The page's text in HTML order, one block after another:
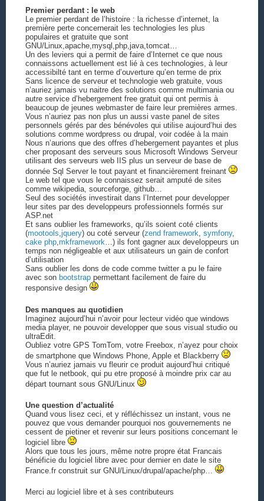
Premier perdant : le web
Le premier perdant de l’histoire : la richesse d’internet, la
première perte concernerait les technologies les plus
populaires et gratuite que sont
GNU/Linux,apache,mysql,php,java,tomcat…
Un des leviers qui a permit de faire d’Internet ce que nous
connaissons actuellement est lié à ces technologies, à leur
accessibilté tant en terme d’ouverture qu’en terme de prix
Sans licence de serveur et technologie web gratuite, vous
n’auriez jamais vu naitre des solutions comme multimania ou
autre service d’hebergement free gratuit qui ont permis à
beaucoup de jeunes webmaster de faire leur premières armes.
Vous n’auriez pas non plus un aussi vaste panel de sites
personnels gérés par des bénévoles qui utilise aujourd’hui des
solutions comme wordpress ou drupal, voir codée à la main
Nous n’aurions que des offres d’hebergement payantes et plus
cher proposant des serveurs sous Microsoft Windows Serveur
utilisant des serveurs web IIS plus un serveur de base de
donnée Sql Server le tout payant et financièrement freinant
Le web tel que vous le connaissez serait amputé de sites
comme wikipedia, sourceforge, github…
Seul des sociétés investirait dans l’Internet pour developper
leur sites par des developpeurs professionnels formés sur
ASP.net
Et sans oublier les frameworks, qu’ils soient coté clients
(mootools,jquery) ou coté serveur (zend framework, symfony,
cake php,mkframework…) ils font gagner aux developpeurs un
temps non négligeable et aux utilisateurs un gain de confort
d’utilisation
Sans oublier les dons de code comme twitter a pu le faire
avec son bootstrap permettant facilement de faire du
responsive design
Des manques au quotidien
Imaginez aujourd’hui n’avoir pour lecteur vidéo que windows
media player, ne pouvoir developper que sous visual studio ou
ultraEdit.
Oubliez votre GPS TomTom, votre Freebox, n’ayez pour choix
de smartphone que Windows Phone, Apple et Blackberry
Vous n’auriez jamais vu fleurir ce produit aujourd’hui critiqué
que fut le netbook, qui pu etre proposé à moindre prix car au
départ tournant sous GNU/Linux
Une question d’actualité
Quand vous lisez ceci, et y réfléchissez un instant, vous ne
pouvez que vous demander pourquoi nos gouvernements ne
cessent de pietiner et revenir sur leurs positions concernant le
logiciel libre
Alors que tous les jours, même notre propre état Francais
bénéficie du logiciel libre avec pour dernier en date le site
France.fr construit sur GNU/Linux/drupal/apache/php…
Merci au logiciel libre et à ses contributeurs